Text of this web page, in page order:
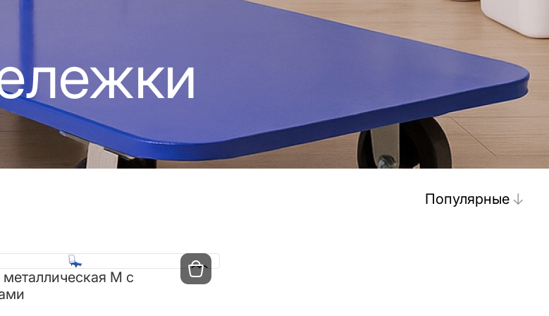
Популярные
М с
М с